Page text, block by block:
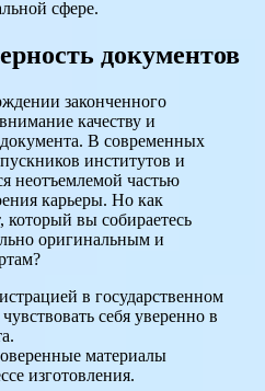
сфере.
документов
законченного
качеству и
В современных
институтов и
неотъемлемой частью
карьеры. Но как
который вы собираетесь
оригинальным и
в государственном
себя уверенно в
материалы
изготовления.